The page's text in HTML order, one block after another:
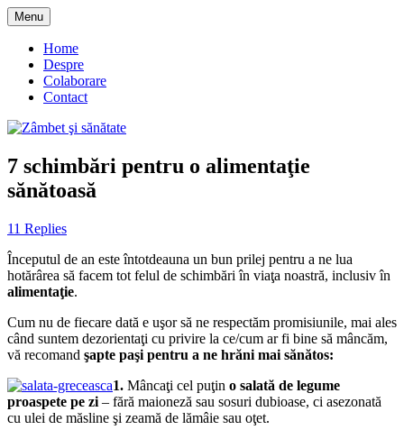
Skip
to
content
Zâmbet şi sănătate
Menu
Home
Despre
Colaborare
Contact
7 schimbări pentru o alimentaţie
sănătoasă
11 Replies
Începutul de an este întotdeauna un bun prilej pentru a ne lua
hotărârea să facem tot felul de schimbări în viaţa noastră, inclusiv în
alimentaţie.
Cum nu de fiecare dată e uşor să ne respectăm promisiunile, mai ales
când suntem dezorientaţi cu privire la ce/cum ar fi bine să mâncăm,
vă recomand şapte paşi pentru a ne hrăni mai sănătos:
1. Mâncaţi cel puţin o salată de legume
proaspete pe zi – fără maioneză sau sosuri dubioase, ci asezonată
cu ulei de măsline şi zeamă de lămâie sau oţet.